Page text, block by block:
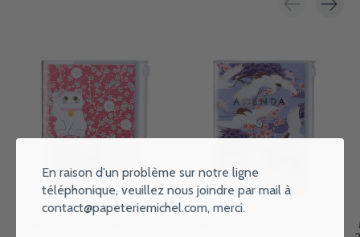
En raison d'un problème sur notre ligne
téléphonique, veuillez nous joindre par mail à
contact@papeteriemichel.com, merci.